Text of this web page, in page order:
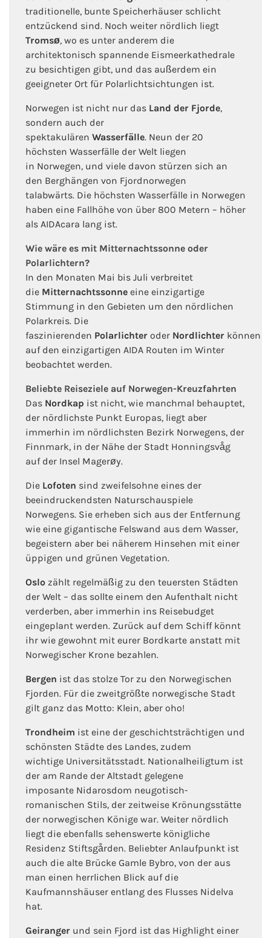
traditionelle, bunte Speicherhäuser schlicht
entzückend sind. Noch weiter nördlich liegt
Tromsø, wo es unter anderem die
architektonisch spannende Eismeerkathedrale
zu besichtigen gibt, und das außerdem ein
geeigneter Ort für Polarlichtsichtungen ist.
Norwegen ist nicht nur das Land der Fjorde,
sondern auch der
spektakulären Wasserfälle. Neun der 20
höchsten Wasserfälle der Welt liegen
in Norwegen, und viele davon stürzen sich an
den Berghängen von Fjordnorwegen
talabwärts. Die höchsten Wasserfälle in Norwegen
haben eine Fallhöhe von über 800 Metern – höher
als AIDAcara lang ist.
Wie wäre es mit Mitternachtssonne oder
Polarlichtern?
In den Monaten Mai bis Juli verbreitet
die Mitternachtssonne eine einzigartige
Stimmung in den Gebieten um den nördlichen
Polarkreis. Die
faszinierenden Polarlichter oder Nordlichter können
auf den einzigartigen AIDA Routen im Winter
beobachtet werden.
Beliebte Reiseziele auf Norwegen-Kreuzfahrten
Das Nordkap ist nicht, wie manchmal behauptet,
der nördlichste Punkt Europas, liegt aber
immerhin im nördlichsten Bezirk Norwegens, der
Finnmark, in der Nähe der Stadt Honningsvåg
auf der Insel Magerøy.
Die Lofoten sind zweifelsohne eines der
beeindruckendsten Naturschauspiele
Norwegens. Sie erheben sich aus der Entfernung
wie eine gigantische Felswand aus dem Wasser,
begeistern aber bei näherem Hinsehen mit einer
üppigen und grünen Vegetation.
Oslo zählt regelmäßig zu den teuersten Städten
der Welt – das sollte einem den Aufenthalt nicht
verderben, aber immerhin ins Reisebudget
eingeplant werden. Zurück auf dem Schiff könnt
ihr wie gewohnt mit eurer Bordkarte anstatt mit
Norwegischer Krone bezahlen.
Bergen ist das stolze Tor zu den Norwegischen
Fjorden. Für die zweitgrößte norwegische Stadt
gilt ganz das Motto: Klein, aber oho!
Trondheim ist eine der geschichtsträchtigen und
schönsten Städte des Landes, zudem
wichtige Universitätsstadt. Nationalheiligtum ist
der am Rande der Altstadt gelegene
imposante Nidarosdom neugotisch-
romanischen Stils, der zeitweise Krönungsstätte
der norwegischen Könige war. Weiter nördlich
liegt die ebenfalls sehenswerte königliche
Residenz Stiftsgården. Beliebter Anlaufpunkt ist
auch die alte Brücke Gamle Bybro, von der aus
man einen herrlichen Blick auf die
Kaufmannshäuser entlang des Flusses Nidelva
hat.
Geiranger und sein Fjord ist das Highlight einer